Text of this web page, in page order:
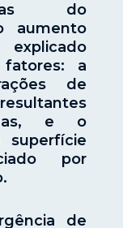
do
aumento
a
de
e o
superfície
por
de